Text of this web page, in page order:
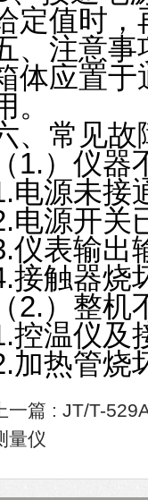
定值时，
、注意事
体应置于
。
、常见故
（1.）仪
电源未接
电源开关
仪表输出
接触器烧
（2.）整机
控温仪及
加热管烧
一篇 : JT/T-
量仪